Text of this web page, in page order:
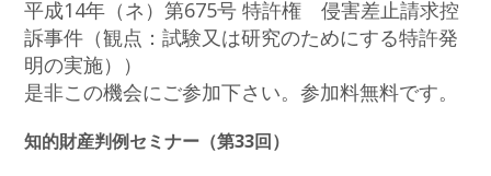
平成14年（ネ）第675号 特許権 侵害差止請求控
訴事件（観点：試験又は研究のためにする特許発
明の実施））
是非この機会にご参加下さい。参加料無料です。
知的財産判例セミナー（第33回）